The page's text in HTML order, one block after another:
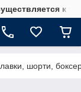
к
шорти,